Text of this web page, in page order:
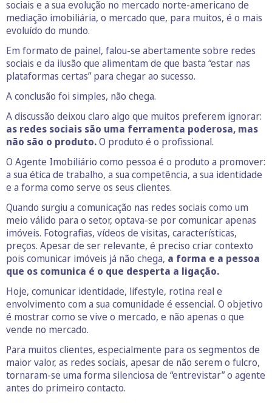
sociais e a sua evolução no mercado norte-americano de
mediação imobiliária, o mercado que, para muitos, é o mais
evoluído do mundo.
Em formato de painel, falou-se abertamente sobre redes
sociais e da ilusão que alimentam de que basta “estar nas
plataformas certas” para chegar ao sucesso.
A conclusão foi simples, não chega.
A discussão deixou claro algo que muitos preferem ignorar:
as redes sociais são uma ferramenta poderosa, mas
não são o produto.O produto é o profissional.
O Agente Imobiliário como pessoa é o produto a promover:
a sua ética de trabalho, a sua competência, a sua identidade
e a forma como serve os seus clientes.
Quando surgiu a comunicação nas redes sociais como um
meio válido para o setor, optava-se por comunicar apenas
imóveis. Fotografias, vídeos de visitas, características,
preços. Apesar de ser relevante, é preciso criar contexto
pois comunicar imóveis já não chega, a forma e a pessoa
que os comunica é o que desperta a ligação.
Hoje, comunicar identidade, lifestyle, rotina real e
envolvimento com a sua comunidade é essencial. O objetivo
é mostrar como se vive o mercado, e não apenas o que
vende no mercado.
Para muitos clientes, especialmente para os segmentos de
maior valor, as redes sociais, apesar de não serem o fulcro,
tornaram-se uma forma silenciosa de “entrevistar” o agente
antes do primeiro contacto.